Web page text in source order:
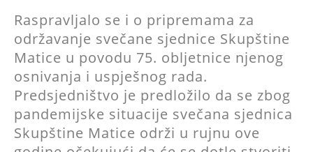
Raspravljalo se i o pripremama za
održavanje svečane sjednice Skupštine
Matice u povodu 75. obljetnice njenog
osnivanja i uspješnog rada.
Predsjedništvo je predložilo da se zbog
pandemijske situacije svečana sjednica
Skupštine Matice održi u rujnu ove